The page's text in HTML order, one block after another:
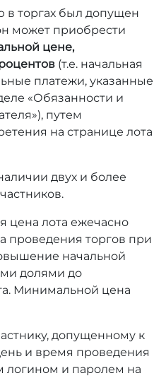
в торгах был допущен
может приобрести
цене,
(т.е. начальная
платежи, указанные
«Обязанности и
путем
на странице лота
двух и более
цена лота ежечасно
проведения торгов при
начальной
долями до
Минимальной цена
допущенному к
и время проведения
логином и паролем на